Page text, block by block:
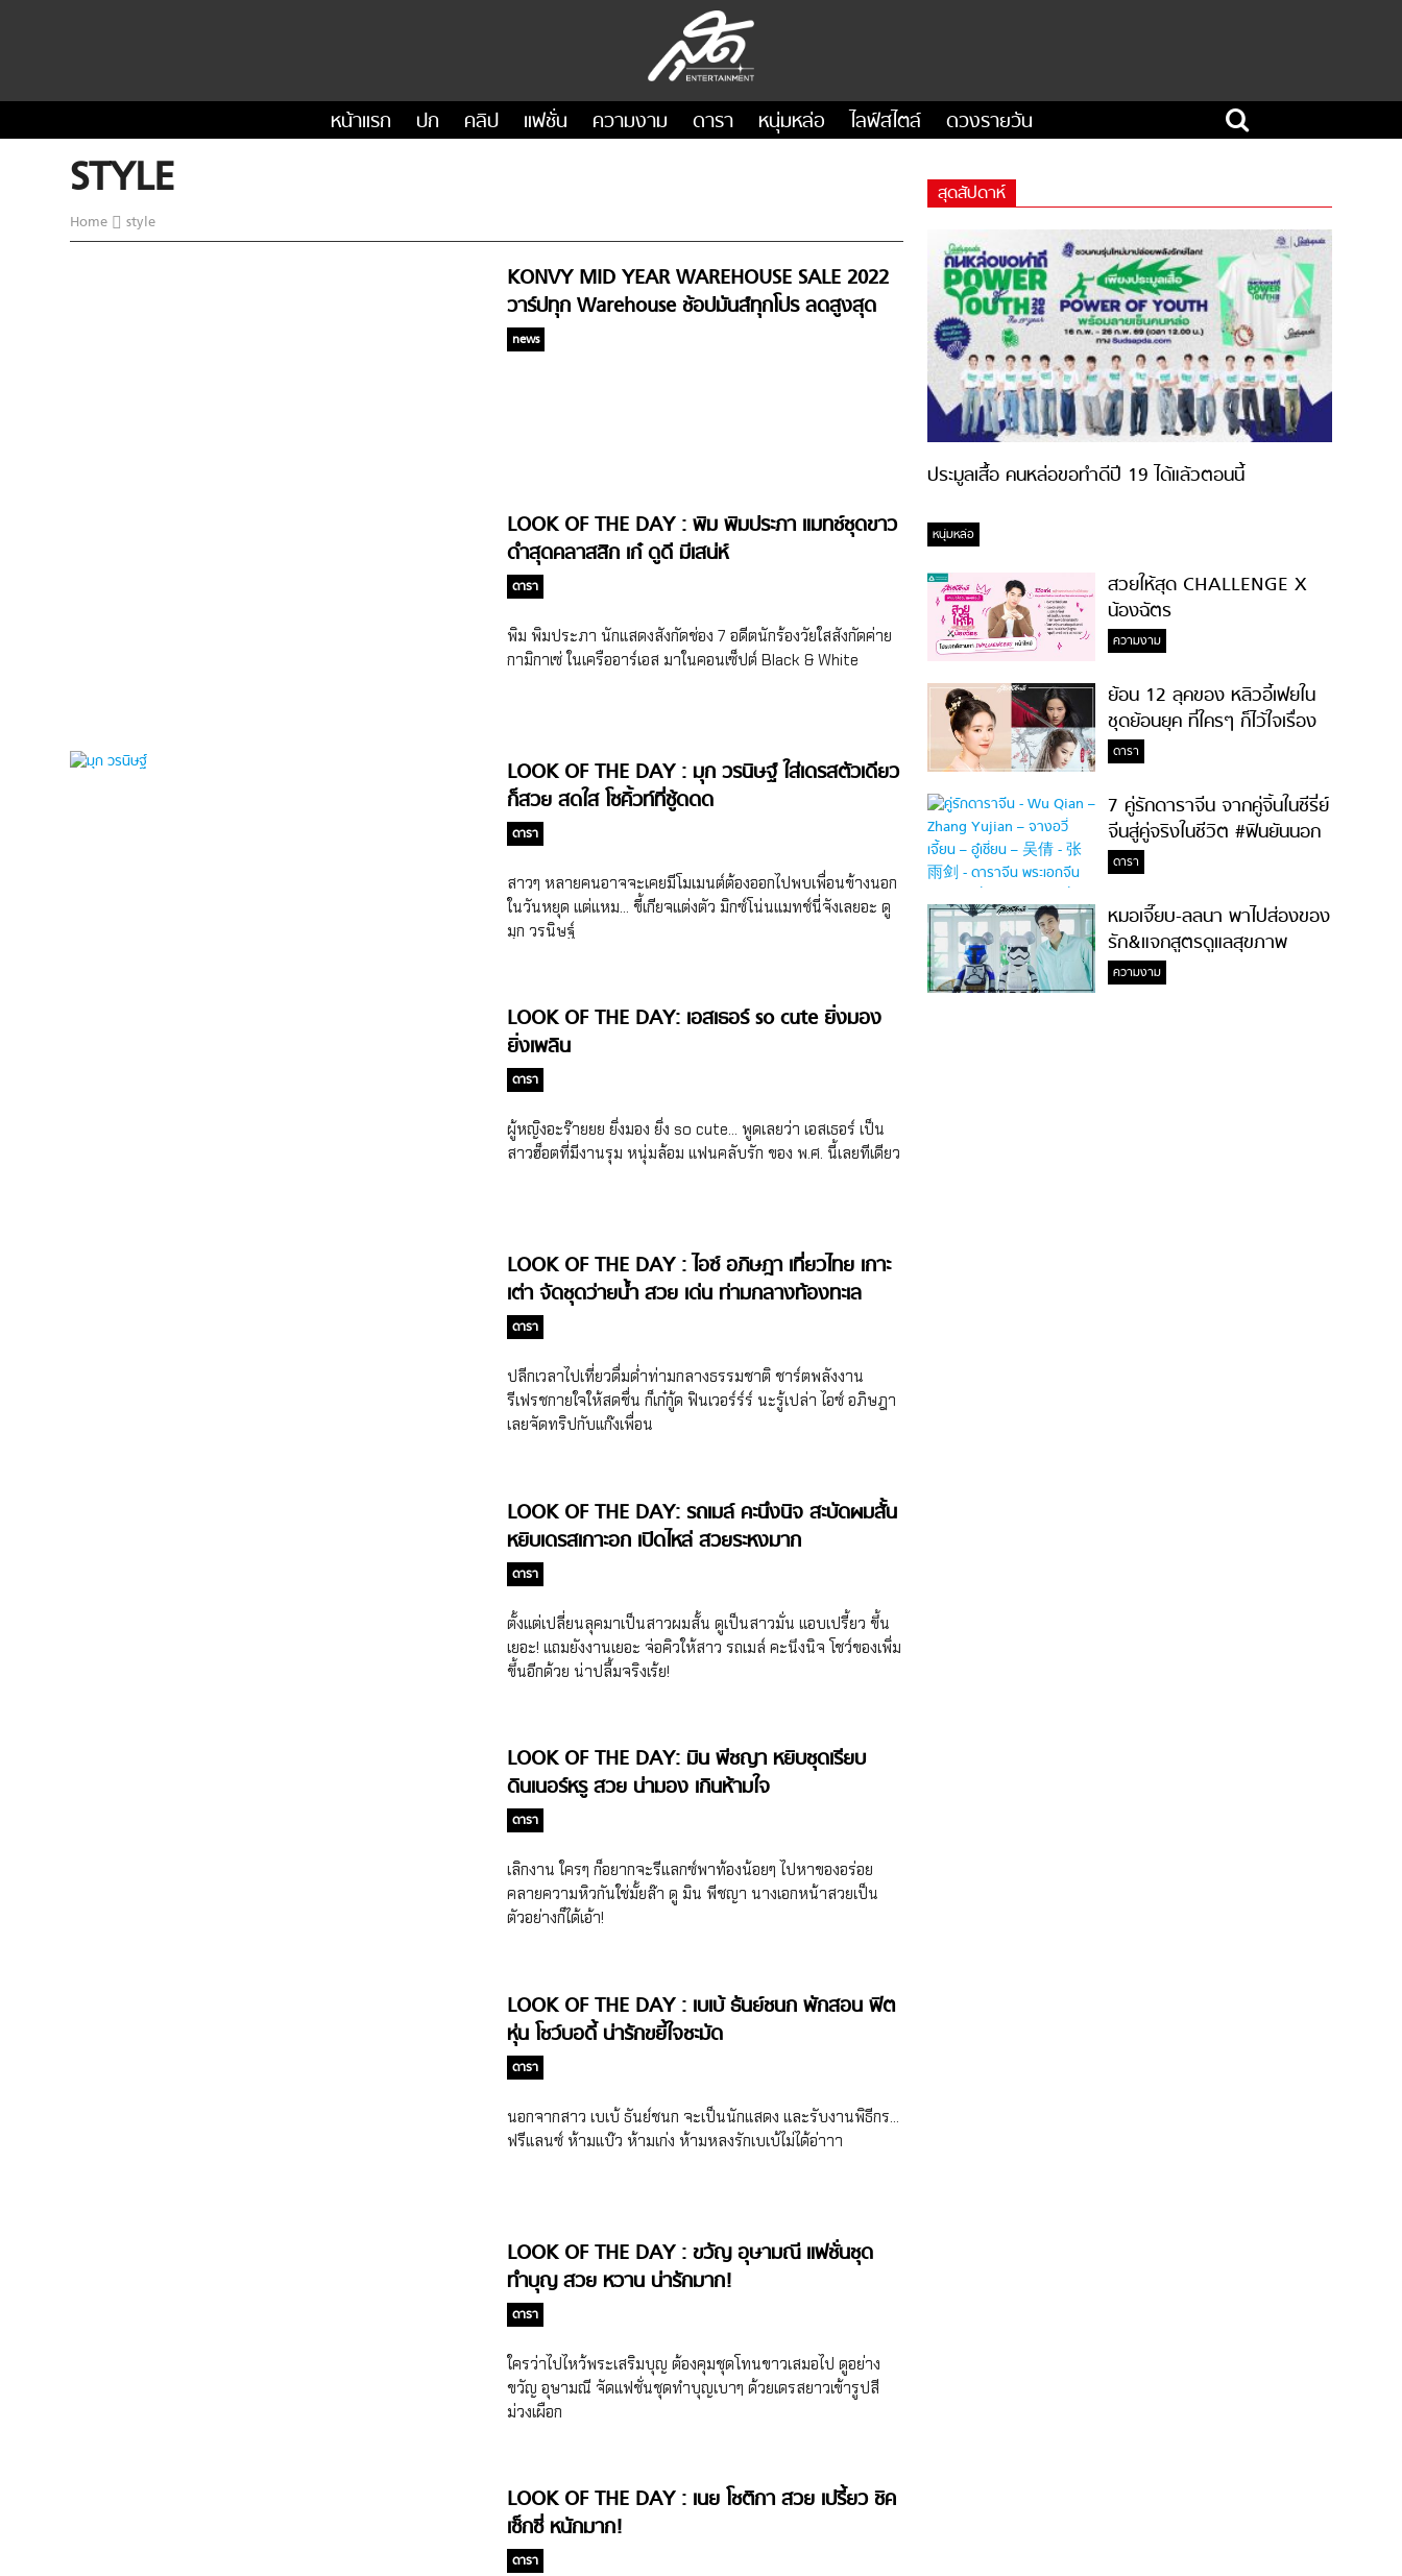
หน้าแรก ปก คลิป แฟชั่น ความงาม ดารา หนุ่มหล่อ ไลฟ์สไตล์ ดวงรายวัน
STYLE
Home style
KONVY MID YEAR WAREHOUSE SALE 2022
วาร์ปทุก Warehouse ช้อปมันส์ทุกโปร ลดสูงสุด
90%
news
LOOK OF THE DAY : พิม พิมประภา แมทช์ชุดขาว
ดำสุดคลาสสิก เก๋ ดูดี มีเสน่ห์
ดารา
พิม พิมประภา นักแสดงสังกัดช่อง 7 อดีตนักร้องวัยใสสังกัดค่าย
กามิกาเซ่ ในเครืออาร์เอส มาในคอนเซ็ปต์ Black & White
LOOK OF THE DAY : มุก วรนิษฐ์ ใส่เดรสตัวเดียว
ก็สวย สดใส โซคิ้วท์ที่ซู้ดดด
ดารา
สาวๆ หลายคนอาจจะเคยมีโมเมนต์ต้องออกไปพบเพื่อนข้างนอก
ในวันหยุด แต่แหม… ขี้เกียจแต่งตัว มิกซ์โน่นแมทช์นี่จังเลยอะ ดู
มุก วรนิษฐ์
LOOK OF THE DAY: เอสเธอร์ so cute ยิ่งมอง
ยิ่งเพลิน
ดารา
ผู้หญิงอะร๊ายยย ยิ่งมอง ยิ่ง so cute… พูดเลยว่า เอสเธอร์ เป็น
สาวฮ็อตที่มีงานรุม หนุ่มล้อม แฟนคลับรัก ของ พ.ศ. นี้เลยทีเดียว
LOOK OF THE DAY : ไอซ์ อภิษฎา เที่ยวไทย เกาะ
เต่า จัดชุดว่ายน้ำ สวย เด่น ท่ามกลางท้องทะเล
ดารา
ปลีกเวลาไปเที่ยวดื่มด่ำท่ามกลางธรรมชาติ ชาร์ตพลังงาน
รีเฟรชกายใจให้สดชื่น ก็เก๋กู้ด ฟินเวอร์ร์ร์ นะรู้เปล่า ไอซ์ อภิษฎา
เลยจัดทริปกับแก๊งเพื่อน
LOOK OF THE DAY: รถเมล์ คะนึงนิจ สะบัดผมสั้น
หยิบเดรสเกาะอก เปิดไหล่ สวยระหงมาก
ดารา
ตั้งแต่เปลี่ยนลุคมาเป็นสาวผมสั้น ดูเป็นสาวมั่น แอบเปรี้ยว ขึ้น
เยอะ! แถมยังงานเยอะ จ่อคิวให้สาว รถเมล์ คะนึงนิจ โชว์ของเพิ่ม
ขึ้นอีกด้วย น่าปลื้มจริงเร้ย!
LOOK OF THE DAY: มิน พีชญา หยิบชุดเรียบ
ดินเนอร์หรู สวย น่ามอง เกินห้ามใจ
ดารา
เลิกงาน ใครๆ ก็อยากจะรีแลกซ์พาท้องน้อยๆ ไปหาของอร่อย
คลายความหิวกันใช่มั้ยล๊า ดู มิน พีชญา นางเอกหน้าสวยเป็น
ตัวอย่างก็ได้เอ้า!
LOOK OF THE DAY : เบเบ้ ธันย์ชนก พักสอน ฟิต
หุ่น โชว์บอดี้ น่ารักขยี้ใจชะมัด
ดารา
นอกจากสาว เบเบ้ ธันย์ชนก จะเป็นนักแสดง และรับงานพิธีกร…
ฟรีแลนซ์ ห้ามแบ๊ว ห้ามเก่ง ห้ามหลงรักเบเบ้ไม่ได้อ่าาา
LOOK OF THE DAY : ขวัญ อุษามณี แฟชั่นชุด
ทำบุญ สวย หวาน น่ารักมาก!
ดารา
ใครว่าไปไหว้พระเสริมบุญ ต้องคุมชุดโทนขาวเสมอไป ดูอย่าง
ขวัญ อุษามณี จัดแฟชั่นชุดทำบุญเบาๆ ด้วยเดรสยาวเข้ารูปสี
ม่วงเผือก
LOOK OF THE DAY : เนย โชติกา สวย เปรี้ยว ชิค
เซ็กซี่ หนักมาก!
ดารา
สุดสัปดาห์
ประมูลเสื้อ คนหล่อขอทำดีปี 19 ได้แล้วตอนนี้
หนุ่มหล่อ
สวยให้สุด CHALLENGE X
น้องฉัตร
ความงาม
ย้อน 12 ลุคของ หลิวอี้เฟยใน
ชุดย้อนยุค ที่ใครๆ ก็ไว้ใจเรื่อง
ความสวย!
ดารา
7 คู่รักดาราจีน จากคู่จิ้นในซีรี่ย์
จีนสู่คู่จริงในชีวิต #ฟินยันนอก
จอ
ดารา
หมอเจี๊ยบ-ลลนา พาไปส่องของ
รัก&แจกสูตรดูแลสุขภาพ
#ล้างจมูกไม่ยากจะสอนให้
ความงาม